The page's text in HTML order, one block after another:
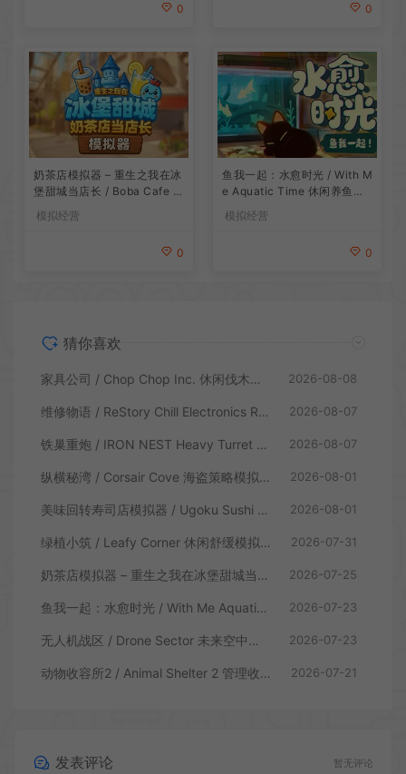
0 0
奶茶店模拟器 – 重生之我在冰
堡甜城当店长 / Boba Cafe Si
mulator 模拟经营游戏
模拟经营
0
鱼我一起：水愈时光 / With M
e Aquatic Time 休闲养鱼游
模拟经营
0
猜你喜欢
家具公司 / Chop Chop Inc. 休闲伐木建造模拟游戏 2026-08-08
维修物语 / ReStory Chill Electronics Repairs 拆解修理模拟游戏 2026-08-07
铁巢重炮 / IRON NEST Heavy Turret 柴油朋克重型火炮游戏 2026-08-07
纵横秘湾 / Corsair Cove 海盗策略模拟游戏 2026-08-01
美味回转寿司店模拟器 / Ugoku Sushi Bar 休闲治愈模拟游戏 2026-08-01
绿植小筑 / Leafy Corner 休闲舒缓模拟游戏 2026-07-31
奶茶店模拟器 – 重生之我在冰堡甜城当店长 / Boba Cafe Simulator 模拟经营游戏 2026-07-25
鱼我一起：水愈时光 / With Me Aquatic Time 休闲养鱼游戏 2026-07-23
无人机战区 / Drone Sector 未来空中炮艇游戏 2026-07-23
动物收容所2 / Animal Shelter 2 管理收容模拟游戏 2026-07-21
发表评论 暂无评论